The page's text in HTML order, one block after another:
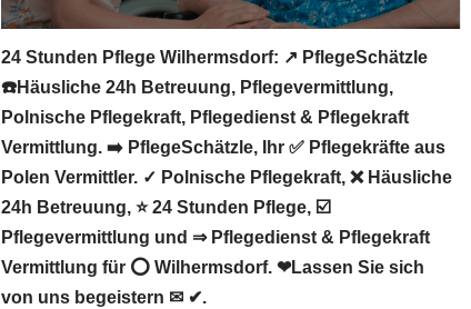
24 Stunden Pflege Wilhermsdorf: ↗️ PflegeSchätzle
☎️Häusliche 24h Betreuung, Pflegevermittlung,
Polnische Pflegekraft, Pflegedienst & Pflegekraft
Vermittlung. ➡️ PflegeSchätzle, Ihr ✅ Pflegekräfte aus
Polen Vermittler. ✓ Polnische Pflegekraft, ❌ Häusliche
24h Betreuung, ⭐ 24 Stunden Pflege, ☑️
Pflegevermittlung und ⇒ Pflegedienst & Pflegekraft
Vermittlung für ⭕ Wilhermsdorf. ❤Lassen Sie sich
von uns begeistern ✉ ✔.